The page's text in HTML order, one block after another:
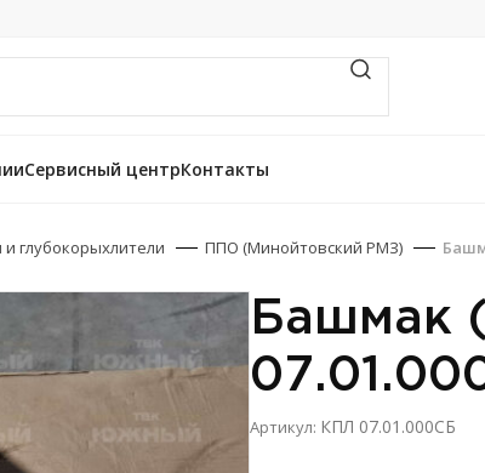
Сервисный центрКонтакты
и глубокорыхлители ППО (Минойтовский РМЗ)
Башмак
Артикул: КПЛ 07.01.000СБ